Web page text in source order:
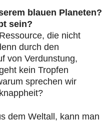
blauen Planeten?
sein?
die nicht
durch den
von Verdunstung,
kein Tropfen
sprechen wir
dem Weltall, kann man